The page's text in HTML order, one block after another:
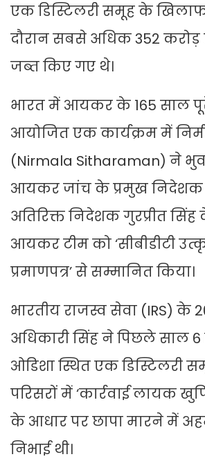
एक डिस्टिलरी समूह के
दौरान सबसे अधिक 352
जब्त किए गए थे।
भारत में आयकर के 165 साल
आयोजित एक कार्यक्रम में
(Nirmala Sitharaman) ने
आयकर जांच के प्रमुख
अतिरिक्त निदेशक गुरप्रीत
आयकर टीम को ‘सीबीडीटी
प्रमाणपत्र’ से सम्मानित किया।
भारतीय राजस्व सेवा (IRS) के
अधिकारी सिंह ने पिछले साल
ओडिशा स्थित एक डिस्टिलरी
परिसरों में ‘कार्रवाई लायक
के आधार पर छापा मारने में
निभाई थी।